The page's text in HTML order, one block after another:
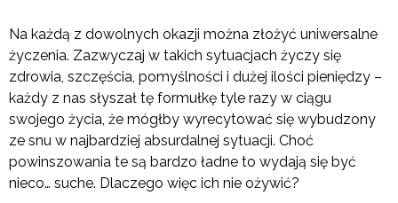
Na każdą z dowolnych okazji można złożyć uniwersalne
życzenia. Zazwyczaj w takich sytuacjach życzy się
zdrowia, szczęścia, pomyślności i dużej ilości pieniędzy –
każdy z nas słyszał tę formułkę tyle razy w ciągu
swojego życia, że mógłby wyrecytować się wybudzony
ze snu w najbardziej absurdalnej sytuacji. Choć
powinszowania te są bardzo ładne to wydają się być
nieco… suche. Dlaczego więc ich nie ożywić?